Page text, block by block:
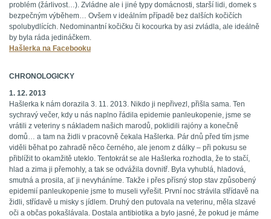
problém (žárlivost…). Zvládne ale i jiné typy domácnosti, starší lidi, domek s
bezpečným výběhem… Ovšem v ideálním případě bez dalších kočičích
spolubydlících. Nedominantní kočičku či kocourka by asi zvládla, ale ideálně
by byla ráda jedináčkem.
Hašlerka na Facebooku
CHRONOLOGICKY
1. 12. 2013
Hašlerka k nám dorazila 3. 11. 2013. Nikdo ji nepřivezl, přišla sama. Ten
sychravý večer, kdy u nás naplno řádila epidemie panleukopenie, jsme se
vrátili z veteriny s nákladem našich marodů, poklidili rajóny a konečně
domů… a tam na židli v pracovně čekala Hašlerka. Pár dnů před tím jsme
viděli běhat po zahradě něco černého, ale jenom z dálky – při pokusu se
přiblížit to okamžitě uteklo. Tentokrát se ale Hašlerka rozhodla, že to stačí,
hlad a zima ji přemohly, a tak se odvážila dovnitř. Byla vyhublá, hladová,
smutná a prosila, ať ji nevyháníme. Takže i přes přísný stop stav způsobený
epidemií panleukopenie jsme to museli vyřešit. První noc strávila střídavě na
židli, střídavě u misky s jídlem. Druhý den putovala na veterinu, měla slzavé
oči a občas pokašlávala. Dostala antibiotika a bylo jasné, že pokud je máme